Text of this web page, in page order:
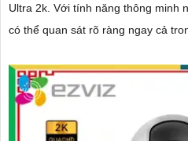
Ultra 2k. Với tính năng thông minh như Hồng Ngoại Smart IR, bạn
có thể quan sát rõ ràng ngay cả